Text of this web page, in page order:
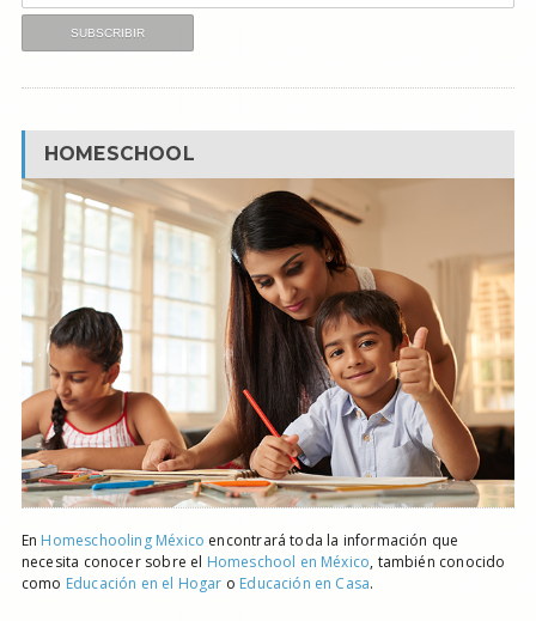
HOMESCHOOL
En Homeschooling México encontrará toda la información que
necesita conocer sobre el Homeschool en México, también conocido
como Educación en el Hogar o Educación en Casa.